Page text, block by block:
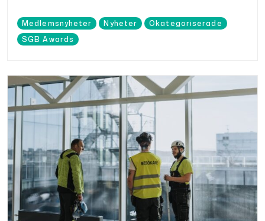
Medlemsnyheter Nyheter
Okategoriserade
SGB Awards